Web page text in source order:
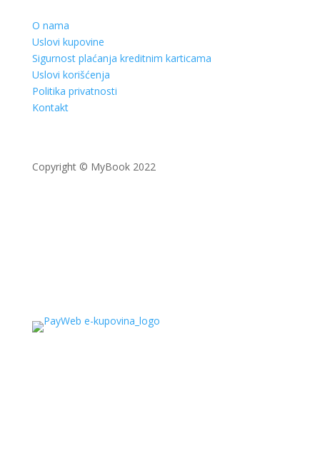
O nama
Uslovi kupovine
Sigurnost plaćanja kreditnim karticama
Uslovi korišćenja
Politika privatnosti
Kontakt
Copyright © MyBook 2022